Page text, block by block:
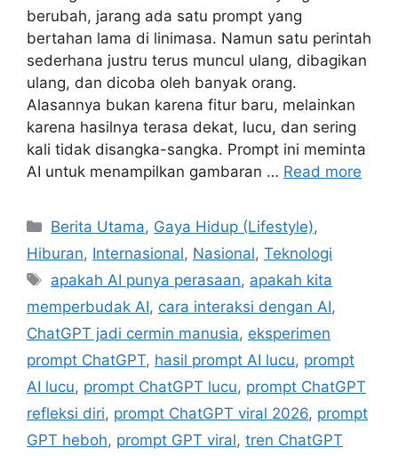
berubah, jarang ada satu prompt yang
bertahan lama di linimasa. Namun satu perintah
sederhana justru terus muncul ulang, dibagikan
ulang, dan dicoba oleh banyak orang.
Alasannya bukan karena fitur baru, melainkan
karena hasilnya terasa dekat, lucu, dan sering
kali tidak disangka-sangka. Prompt ini meminta
AI untuk menampilkan gambaran … Read more
C
e
g
o
r
s
Berita Utama, Gaya Hidup (Lifestyle),
Hiburan, Internasional, Nasional, Teknologi
T
s
apakah AI punya perasaan, apakah kita
memperbudak AI, cara interaksi dengan AI,
ChatGPT jadi cermin manusia, eksperimen
prompt ChatGPT, hasil prompt AI lucu, prompt
AI lucu, prompt ChatGPT lucu, prompt ChatGPT
refleksi diri, prompt ChatGPT viral 2026, prompt
GPT heboh, prompt GPT viral, tren ChatGPT